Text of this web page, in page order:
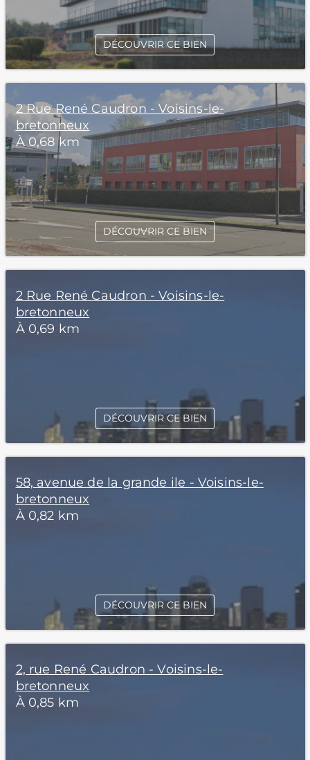
DÉCOUVRIR CE BIEN
2 Rue René Caudron - Voisins-le-
bretonneux
À 0,68 km
DÉCOUVRIR CE BIEN
2 Rue René Caudron - Voisins-le-
bretonneux
À 0,69 km
DÉCOUVRIR CE BIEN
58, avenue de la grande ile - Voisins-le-
bretonneux
À 0,82 km
DÉCOUVRIR CE BIEN
2, rue René Caudron - Voisins-le-
bretonneux
À 0,85 km